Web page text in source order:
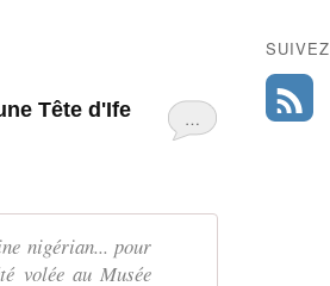
…
Tête d'Ife
nigérian... pour
volée au Musée